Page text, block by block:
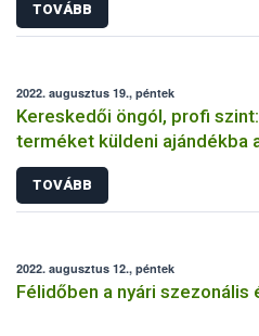
TOVÁBB
2022. augusztus 19., péntek
Kereskedői öngól, profi
terméket küldeni ajándékba
TOVÁBB
2022. augusztus 12., péntek
Félidőben a nyári